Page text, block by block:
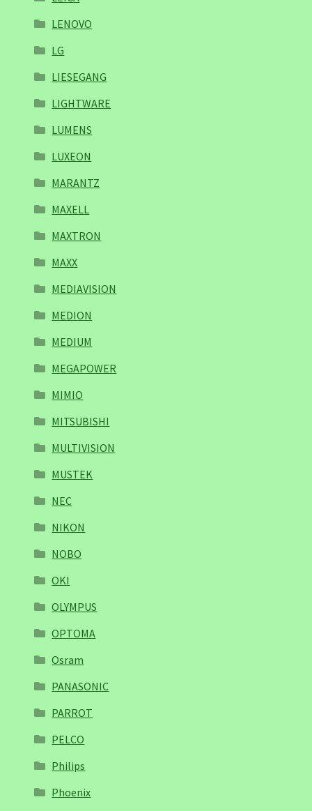
LENOVO
LG
LIESEGANG
LIGHTWARE
LUMENS
LUXEON
MARANTZ
MAXELL
MAXTRON
MAXX
MEDIAVISION
MEDION
MEDIUM
MEGAPOWER
MIMIO
MITSUBISHI
MULTIVISION
MUSTEK
NEC
NIKON
NOBO
OKI
OLYMPUS
OPTOMA
Osram
PANASONIC
PARROT
PELCO
Philips
Phoenix